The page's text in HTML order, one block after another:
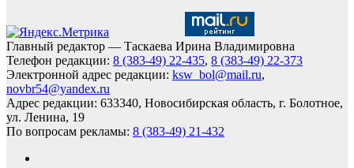
Главный редактор — Таскаева Ирина Владимировна
Телефон редакции: 8 (383-49) 22-435, 8 (383-49) 22-373
Электронной адрес редакции: ksw_bol@mail.ru,
novbr54@yandex.ru
Адрес редакции: 633340, Новосибирская область, г. Болотное,
ул. Ленина, 19
По вопросам рекламы: 8 (383-49) 21-432